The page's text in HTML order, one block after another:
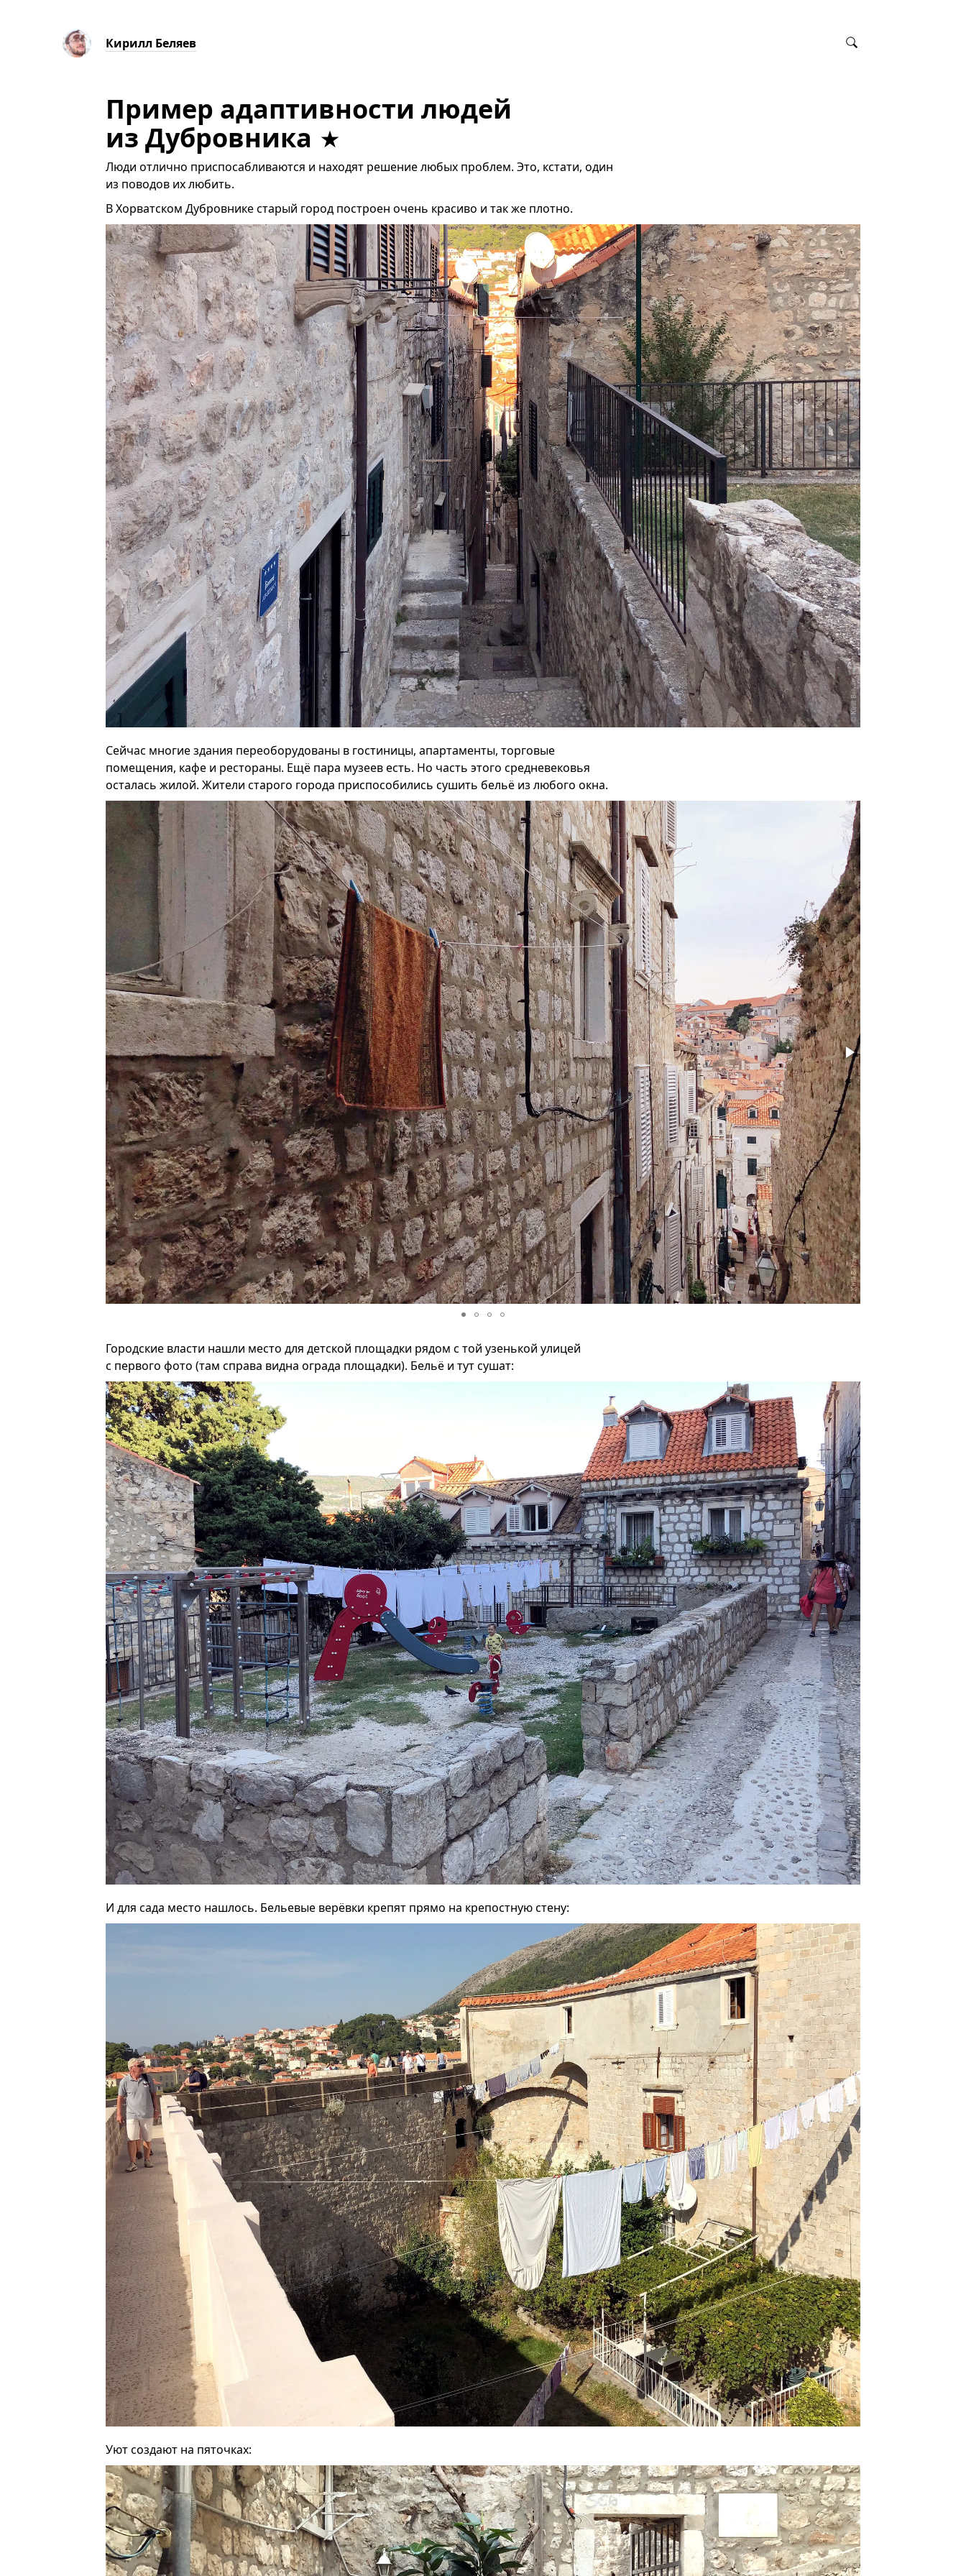
Кирилл Беляев
Пример адаптивности людей
из Дубровника
Люди отлично приспосабливаются и находят решение любых проблем. Это, кстати, один
из поводов их любить.
В Хорватском Дубровнике старый город построен очень красиво и так же плотно.
Сейчас многие здания переоборудованы в гостиницы, апартаменты, торговые
помещения, кафе и рестораны. Ещё пара музеев есть. Но часть этого средневековья
осталась жилой. Жители старого города приспособились сушить бельё из любого окна.
Городские власти нашли место для детской площадки рядом с той узенькой улицей
с первого фото (там справа видна ограда площадки). Бельё и тут сушат:
И для сада место нашлось. Бельевые верёвки крепят прямо на крепостную стену:
Уют создают на пяточках: